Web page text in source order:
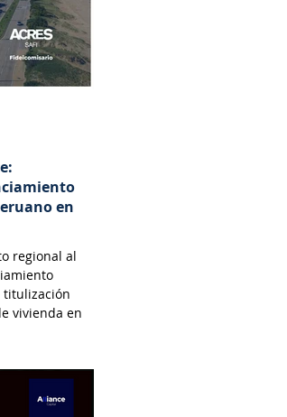
en
regional al
titulización
vivienda en